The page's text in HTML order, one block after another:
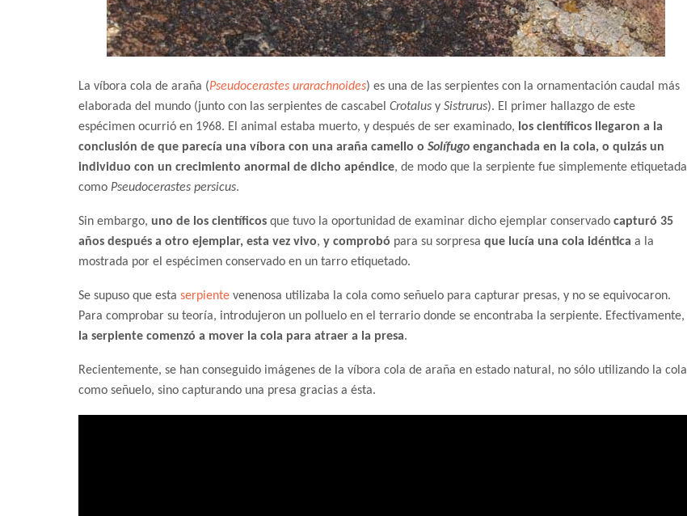
La víbora cola de araña (Pseudocerastes urarachnoides) es una de las serpientes con la ornamentación caudal más
elaborada del mundo (junto con las serpientes de cascabel Crotalus y Sistrurus). El primer hallazgo de este
espécimen ocurrió en 1968. El animal estaba muerto, y después de ser examinado, los científicos llegaron a la
conclusión de que parecía una víbora con una araña camello o Solífugo enganchada en la cola, o quizás un
individuo con un crecimiento anormal de dicho apéndice, de modo que la serpiente fue simplemente etiquetada
como Pseudocerastes persicus.
Sin embargo, uno de los científicos que tuvo la oportunidad de examinar dicho ejemplar conservado capturó 35
años después a otro ejemplar, esta vez vivo, y comprobó para su sorpresa que lucía una cola idéntica a la
mostrada por el espécimen conservado en un tarro etiquetado.
Se supuso que esta serpiente venenosa utilizaba la cola como señuelo para capturar presas, y no se equivocaron.
Para comprobar su teoría, introdujeron un polluelo en el terrario donde se encontraba la serpiente. Efectivamente,
la serpiente comenzó a mover la cola para atraer a la presa.
Recientemente, se han conseguido imágenes de la víbora cola de araña en estado natural, no sólo utilizando la cola
como señuelo, sino capturando una presa gracias a ésta.